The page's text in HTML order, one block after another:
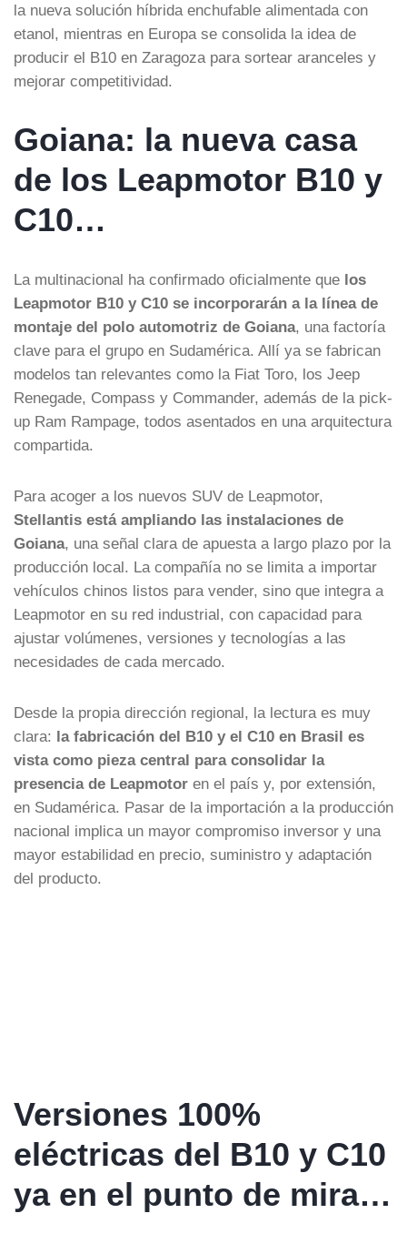
la nueva solución híbrida enchufable alimentada con
etanol, mientras en Europa se consolida la idea de
producir el B10 en Zaragoza para sortear aranceles y
mejorar competitividad.
Goiana: la nueva casa
de los Leapmotor B10 y
C10…
La multinacional ha confirmado oficialmente que los
Leapmotor B10 y C10 se incorporarán a la línea de
montaje del polo automotriz de Goiana, una factoría
clave para el grupo en Sudamérica. Allí ya se fabrican
modelos tan relevantes como la Fiat Toro, los Jeep
Renegade, Compass y Commander, además de la pick-
up Ram Rampage, todos asentados en una arquitectura
compartida.
Para acoger a los nuevos SUV de Leapmotor,
Stellantis está ampliando las instalaciones de
Goiana, una señal clara de apuesta a largo plazo por la
producción local. La compañía no se limita a importar
vehículos chinos listos para vender, sino que integra a
Leapmotor en su red industrial, con capacidad para
ajustar volúmenes, versiones y tecnologías a las
necesidades de cada mercado.
Desde la propia dirección regional, la lectura es muy
clara: la fabricación del B10 y el C10 en Brasil es
vista como pieza central para consolidar la
presencia de Leapmotor en el país y, por extensión,
en Sudamérica. Pasar de la importación a la producción
nacional implica un mayor compromiso inversor y una
mayor estabilidad en precio, suministro y adaptación
del producto.
Versiones 100%
eléctricas del B10 y C10
ya en el punto de mira…